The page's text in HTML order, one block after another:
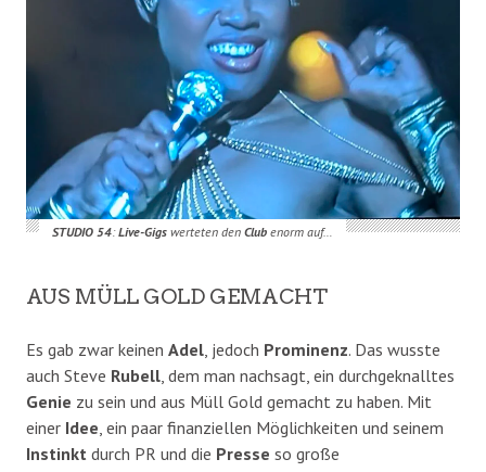
STUDIO 54:Live-Gigswerteten den Clubenorm auf…
AUS MÜLL GOLD GEMACHT
Es gab zwar keinen Adel, jedoch Prominenz. Das wusste
auch Steve Rubell, dem man nachsagt, ein durchgeknalltes
Genie zu sein und aus Müll Gold gemacht zu haben. Mit
einer Idee, ein paar finanziellen Möglichkeiten und seinem
Instinkt durch PR und die Presse so große